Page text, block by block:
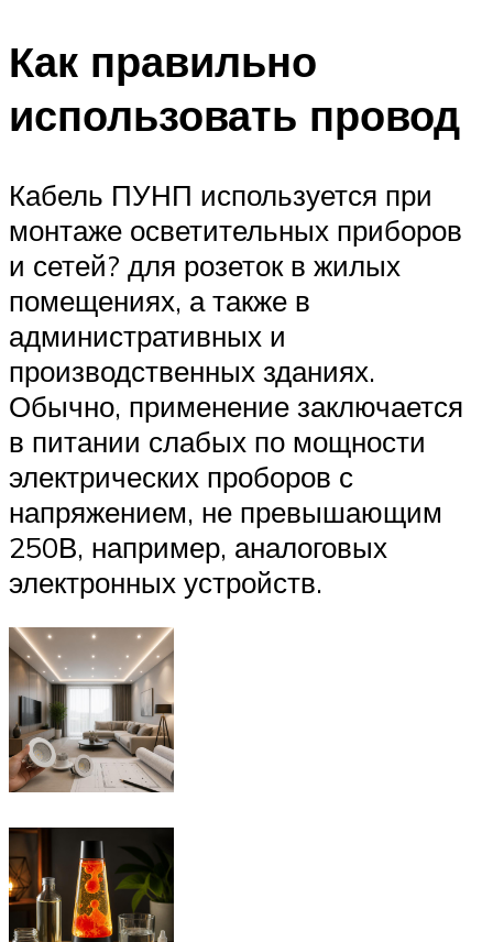
Как правильно
использовать провод
Кабель ПУНП используется при
монтаже осветительных приборов
и сетей? для розеток в жилых
помещениях, а также в
административных и
производственных зданиях.
Обычно, применение заключается
в питании слабых по мощности
электрических проборов с
напряжением, не превышающим
250В, например, аналоговых
электронных устройств.